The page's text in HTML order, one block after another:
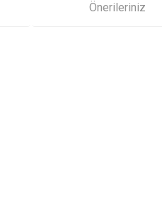
Önerileriniz